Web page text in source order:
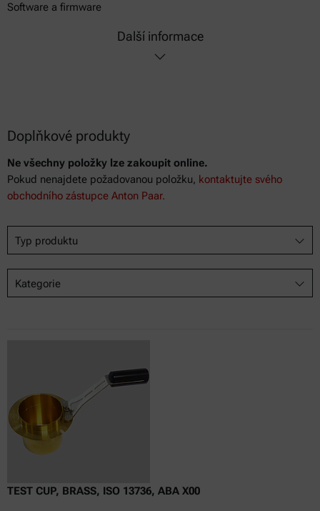
Software a firmware
Další informace
Doplňkové produkty
Ne všechny položky lze zakoupit online.
Pokud nenajdete požadovanou položku, kontaktujte svého
obchodního zástupce Anton Paar.
Typ produktu
Kategorie
TEST CUP, BRASS, ISO 13736, ABA X00